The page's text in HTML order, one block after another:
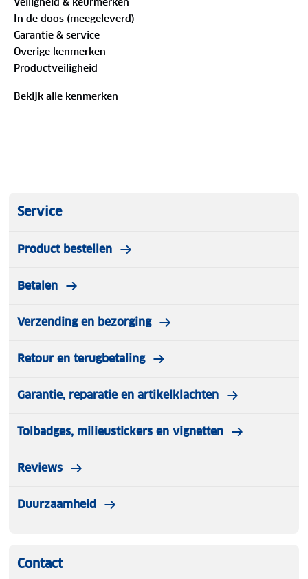
Kenmerken
800W uitgangsvermogen (dubbel
piekvermogen)
Batterijcapaciteit van 512 Wh
Geen app-besturing. 100% privacy.
LiFePO4-batterijtechnologie
EveBase Move 800 Powerstation
Zonne-laadkabel (MC4-XT60)
2 jaar garantie
Recyclebare verpakking
In de doos (meegeleverd)
Garantie & service
Overige kenmerken
Productveiligheid
Bekijk alle kenmerken
Service
Product bestellen
Betalen
Verzending en bezorging
Retour en terugbetaling
Garantie, reparatie en artikelklachten
Tolbadges, milieustickers en vignetten
Reviews
Duurzaamheid
Contact